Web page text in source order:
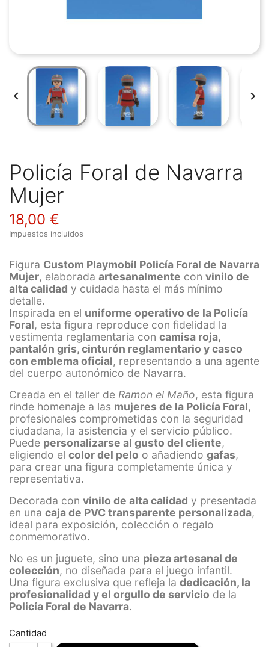
 
Policía Foral de Navarra
Mujer
18,00 €
Impuestos incluidos
Figura Custom Playmobil Policía Foral de Navarra
Mujer, elaborada artesanalmente con vinilo de
alta calidad y cuidada hasta el más mínimo
detalle.
Inspirada en el uniforme operativo de la Policía
Foral, esta figura reproduce con fidelidad la
vestimenta reglamentaria con camisa roja,
pantalón gris, cinturón reglamentario y casco
con emblema oficial, representando a una agente
del cuerpo autonómico de Navarra.
Creada en el taller de Ramon el Maño, esta figura
rinde homenaje a las mujeres de la Policía Foral,
profesionales comprometidas con la seguridad
ciudadana, la asistencia y el servicio público.
Puede personalizarse al gusto del cliente,
eligiendo el color del pelo o añadiendo gafas,
para crear una figura completamente única y
representativa.
Decorada con vinilo de alta calidad y presentada
en una caja de PVC transparente personalizada,
ideal para exposición, colección o regalo
conmemorativo.
No es un juguete, sino una pieza artesanal de
colección, no diseñada para el juego infantil.
Una figura exclusiva que refleja la dedicación, la
profesionalidad y el orgullo de servicio de la
Policía Foral de Navarra.
Cantidad